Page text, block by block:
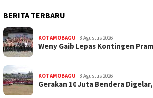
BERITA TERBARU
KOTAMOBAGU 8 Agustus 2026
Weny Gaib Lepas Kontingen
KOTAMOBAGU 8 Agustus 2026
Gerakan 10 Juta Bendera